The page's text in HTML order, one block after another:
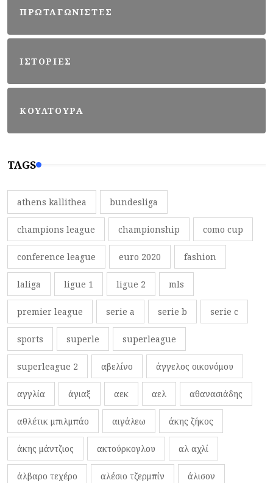
ΠΡΩΤΑΓΩΝΙΣΤΕΣ
ΙΣΤΟΡΙΕΣ
ΚΟΥΛΤΟΥΡΑ
TAGS
athens kallithea bundesliga
champions league championship como cup
conference league euro 2020 fashion
laliga ligue 1 ligue 2 mls
premier league serie a serie b serie c
sports superle superleague
superleague 2 αβελίνο άγγελος οικονόμου
αγγλία άγιαξ αεκ αελ αθανασιάδης
αθλέτικ μπιλμπάο αιγάλεω άκης ζήκος
άκης μάντζιος ακτούρκογλου αλ αχλί
άλβαρο τεχέρο αλέσιο τζερμπίν άλισον